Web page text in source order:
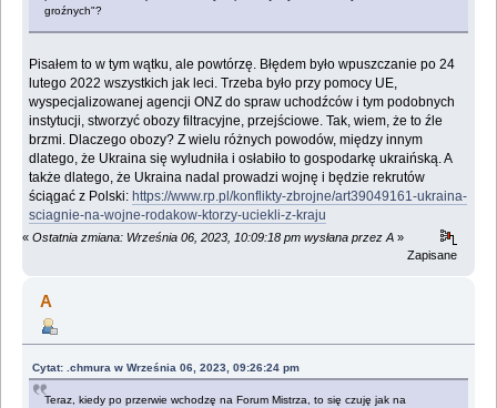
groźnych"?
Pisałem to w tym wątku, ale powtórzę. Błędem było wpuszczanie po 24
lutego 2022 wszystkich jak leci. Trzeba było przy pomocy UE,
wyspecjalizowanej agencji ONZ do spraw uchodźców i tym podobnych
instytucji, stworzyć obozy filtracyjne, przejściowe. Tak, wiem, że to źle
brzmi. Dlaczego obozy? Z wielu różnych powodów, między innym
dlatego, że Ukraina się wyludniła i osłabiło to gospodarkę ukraińską. A
także dlatego, że Ukraina nadal prowadzi wojnę i będzie rekrutów
ściągać z Polski:https://www.rp.pl/konflikty-zbrojne/art39049161-ukraina-
sciagnie-na-wojne-rodakow-ktorzy-uciekli-z-kraju
« Ostatnia zmiana: Września 06, 2023, 10:09:18 pm wysłana przez A »
Zapisane
A
Cytat: .chmura w Września 06, 2023, 09:26:24 pm
Teraz, kiedy po przerwie wchodzę na Forum Mistrza, to się czuję jak na